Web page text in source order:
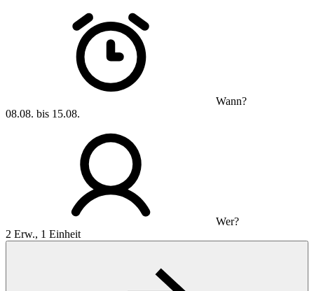
Wann?
08.08. bis 15.08.
Wer?
2 Erw., 1 Einheit